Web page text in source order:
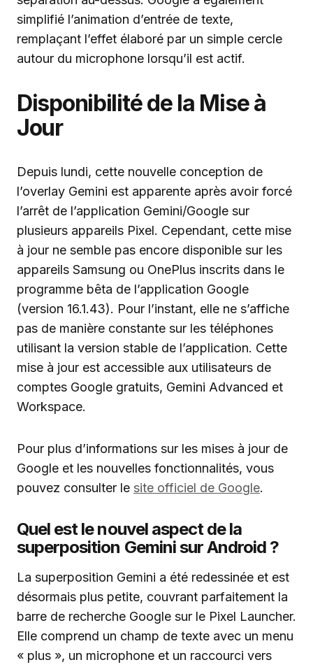
simplifié l’animation d’entrée de texte,
remplaçant l’effet élaboré par un simple cercle
autour du microphone lorsqu’il est actif.
Disponibilité de la Mise à
Jour
Depuis lundi, cette nouvelle conception de
l’overlay Gemini est apparente après avoir forcé
l’arrêt de l’application Gemini/Google sur
plusieurs appareils Pixel. Cependant, cette mise
à jour ne semble pas encore disponible sur les
appareils Samsung ou OnePlus inscrits dans le
programme bêta de l’application Google
(version 16.1.43). Pour l’instant, elle ne s’affiche
pas de manière constante sur les téléphones
utilisant la version stable de l’application. Cette
mise à jour est accessible aux utilisateurs de
comptes Google gratuits, Gemini Advanced et
Workspace.
Pour plus d’informations sur les mises à jour de
Google et les nouvelles fonctionnalités, vous
pouvez consulter le site officiel de Google.
Quel est le nouvel aspect de la
superposition Gemini sur Android ?
La superposition Gemini a été redessinée et est
désormais plus petite, couvrant parfaitement la
barre de recherche Google sur le Pixel Launcher.
Elle comprend un champ de texte avec un menu
« plus », un microphone et un raccourci vers